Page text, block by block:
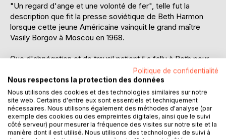
"Un regard d'ange et une volonté de fer", telle fut la
description que fit la presse soviétique de Beth Harmon
lorsque cette jeune Américaine vainquit le grand maître
Vasily Borgov à Moscou en 1968.
Que d'abnégation et de travail patient il a fallu à Beth pour
atteindre une telle maîtrise du roi des jeux, car son talent
inné, bien qu'inouï, n'aurait pas suffi à lui seul !
Après sa fabuleuse victoire de 1968, Beth décida qu'elle
devait transmettre ses connaissances si chèrement
acquises. Elle se mit ainsi à rédiger des ouvrages sur les
échecs dans lesquels elle s'efforce d'initier les profanes
Politique de confidentialité
Nous respectons la protection des données
Nous utilisons des cookies et des technologies similaires sur notre
site web. Certains d'entre eux sont essentiels et techniquement
nécessaires. Nous utilisons également des méthodes d'analyse (par
exemple des cookies ou des empreintes digitales, ainsi que le suivi
côté serveur) pour mesurer la fréquence des visites sur notre site et la
manière dont il est utilisé. Nous utilisons des technologies de suivi à